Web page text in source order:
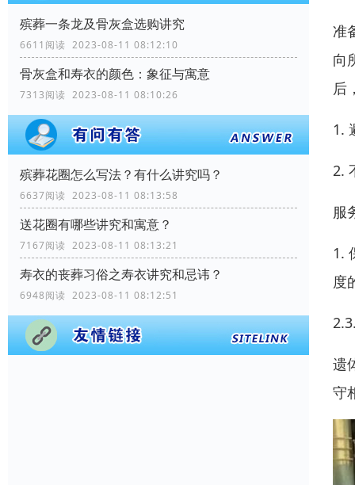
殡葬一条龙及骨灰盒选购讲究
6611阅读 2023-08-11 08:12:10
骨灰盒和寿衣的颜色：象征与寓意
7313阅读 2023-08-11 08:10:26
殡葬花圈怎么写法？有什么讲究吗？
6637阅读 2023-08-11 08:13:58
送花圈有哪些讲究和寓意？
7167阅读 2023-08-11 08:13:21
寿衣的丧葬习俗之寿衣讲究和忌讳？
6948阅读 2023-08-11 08:12:51
准
向
后
1.
2.
服
1.
度
遗
守